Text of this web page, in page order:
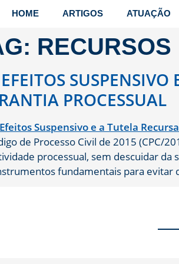
HOME ARTIGOS ATUAÇÃO
PROCESSUAL
de Processo Civil de 2015 (CPC/
processual, sem descuidar da
fundamentais para